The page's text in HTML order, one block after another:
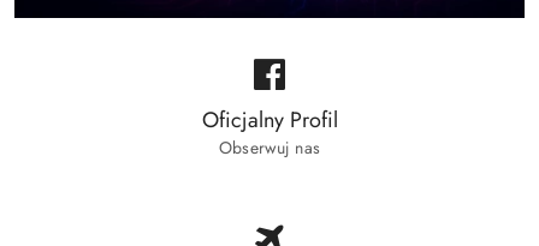
Oficjalny Profil
Obserwuj nas